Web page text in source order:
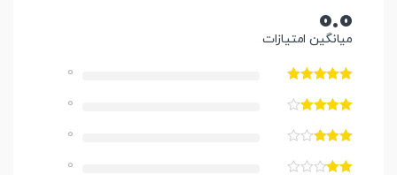
0.0
میانگین امتیازات
0
0
0
0